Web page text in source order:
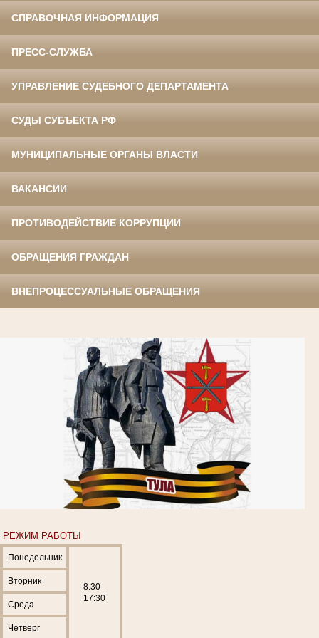
СПРАВОЧНАЯ ИНФОРМАЦИЯ
ПРЕСС-СЛУЖБА
УПРАВЛЕНИЕ СУДЕБНОГО ДЕПАРТАМЕНТА
СУДЫ СУБЪЕКТА РФ
МУНИЦИПАЛЬНЫЕ ОРГАНЫ ВЛАСТИ
ВАКАНСИИ
ПРОТИВОДЕЙСТВИЕ КОРРУПЦИИ
ОБРАЩЕНИЯ ГРАЖДАН
ВНЕПРОЦЕССУАЛЬНЫЕ ОБРАЩЕНИЯ
РЕЖИМ РАБОТЫ
Понедельник
8:30 -
17:30
Вторник
Среда
Четверг